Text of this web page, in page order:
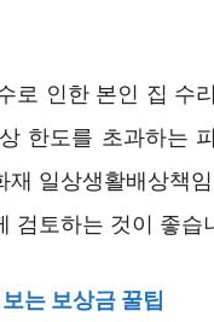
로 인한 본인 집 수
한도를 초과하는
일상생활배상책
검토하는 것이 좋습
는 보상금 꿀팁